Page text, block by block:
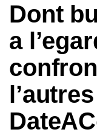
Dont
a
l’autres